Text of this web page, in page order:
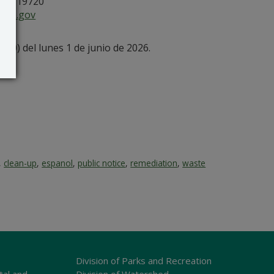
del lunes 1 de junio de 2026.
clean-up, espanol, public notice, remediation,waste
Division of Parks and Recreation